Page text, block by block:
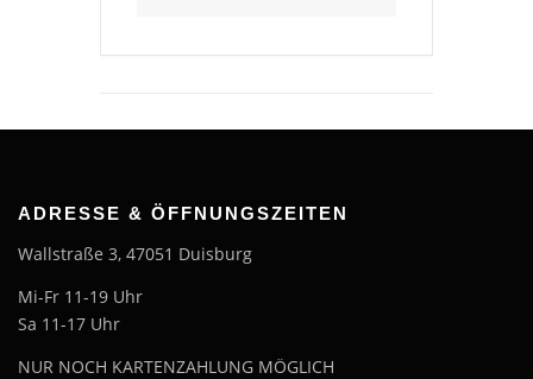
ADRESSE & ÖFFNUNGSZEITEN
Wallstraße 3, 47051 Duisburg
Mi-Fr 11-19 Uhr
Sa 11-17 Uhr
NUR NOCH KARTENZAHLUNG MÖGLICH